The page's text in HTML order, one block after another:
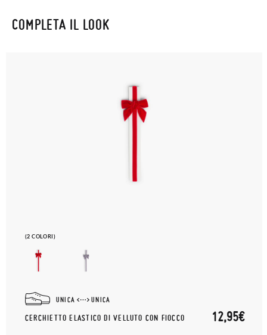
COMPLETA IL LOOK
(2 COLORI)
UNICA UNICA
CERCHIETTO ELASTICO DI VELLUTO CON FIOCCO 12,95€